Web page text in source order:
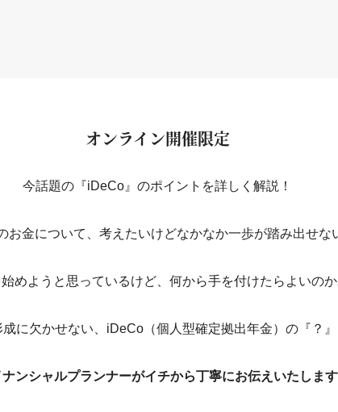
オンライン開催限定
今話題の『iDeCo』のポイントを詳しく解説！
お金について、考えたいけどなかなか一歩が踏み出せな
めようと思っているけど、何から手を付けたらよいの
成に欠かせない、iDeCo（個人型確定拠出年金）の『？
ナンシャルプランナーがイチから丁寧にお伝えいたしま